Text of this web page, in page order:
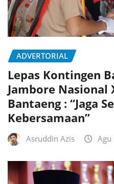
ADVERTORIAL
Lepas Kontingen
Jambore Nasional
Bantaeng : “Jaga
Kebersamaan”
Asruddin Azis Agu